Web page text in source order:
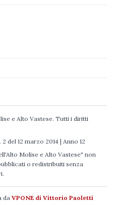
e Alto Vastese. Tutti i diritti
del 12 marzo 2014 | Anno 12
Molise e Alto Vastese" non
o redistribuiti senza
da VPONE di Vittorio Paoletti